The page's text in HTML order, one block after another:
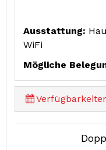
Ausstattung:
WiFi
Mögliche